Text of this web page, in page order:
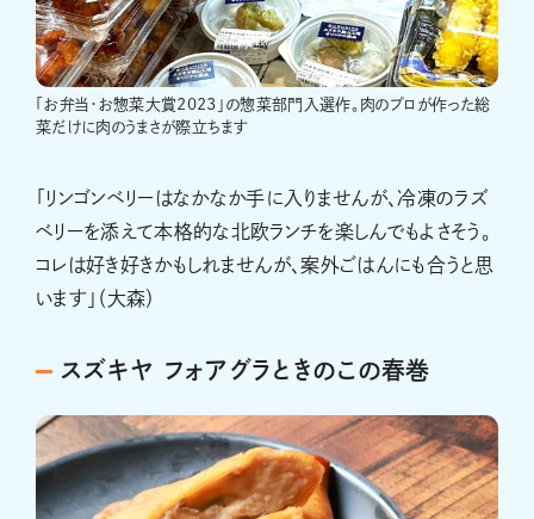
「お弁当・お惣菜大賞2023」の惣菜部門入選作。肉のプロが作った総
菜だけに肉のうまさが際立ちます
「リンゴンベリーはなかなか手に入りませんが、冷凍のラズ
ベリーを添えて本格的な北欧ランチを楽しんでもよさそう。
コレは好き好きかもしれませんが、案外ごはんにも合うと思
います」（大森）
スズキヤ フォアグラときのこの春巻